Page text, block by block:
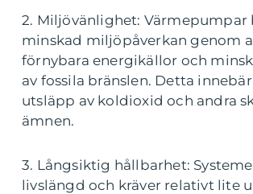
2. Miljövänlighet: Värmepumpar
minskad miljöpåverkan genom
förnybara energikällor och
av fossila bränslen. Detta
utsläpp av koldioxid och andra
ämnen.
3. Långsiktig hållbarhet:
livslängd och kräver relativt lite